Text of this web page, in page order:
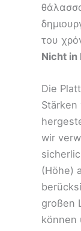
του
Nicht in
Die
Stärken
wir
(Höhe)
großen
können